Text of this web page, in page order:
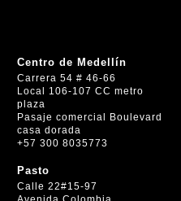
Centro de Medellín
Carrera 54 # 46-66
Local 106-107 CC metro
plaza
Pasaje comercial Boulevard
casa dorada
+57 300 8035773
Pasto
Calle 22#15-97